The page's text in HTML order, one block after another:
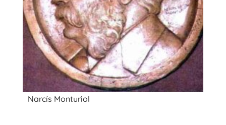
Narcís Monturiol